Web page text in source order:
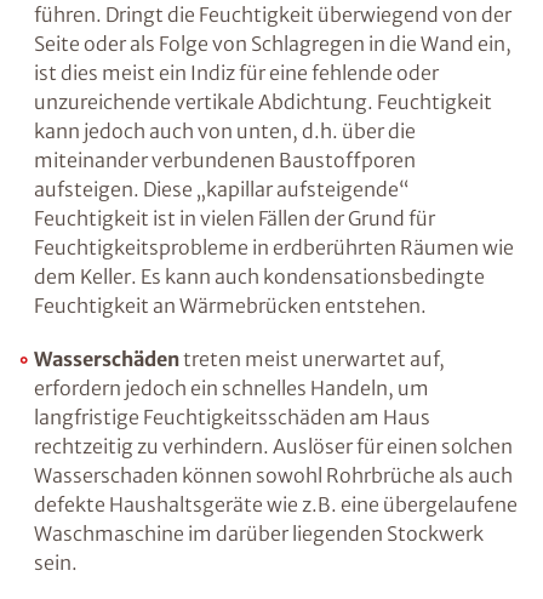
Baumängel
wie Defekte an Dachrändern,
Dachrinnen oder den äußeren Fensterbänken,
aber auch schlecht abgedichtete Balkone
gehören zu den häufigsten Ursachen für
Feuchtigkeitsschäden an den Außenwänden.
Gleichzeitig können die genannten Mängel
aber auch zu Schäden an den Innenwänden
führen. Dringt die Feuchtigkeit überwiegend
von der Seite oder als Folge von Schlagregen in
die Wand ein, ist dies meist ein Indiz für eine
fehlende oder unzureichende vertikale
Abdichtung. Feuchtigkeit kann jedoch auch
von unten, d.h. über die miteinander
verbundenen Baustoffporen aufsteigen. Diese
„kapillar aufsteigende“ Feuchtigkeit ist in
vielen Fällen der Grund für
Feuchtigkeitsprobleme in erdberührten